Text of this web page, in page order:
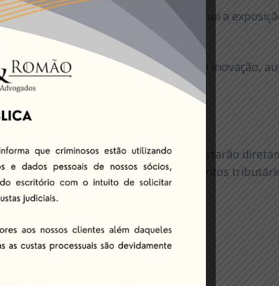
equivocadas da legislação e diminui a
mais competitivos e investir em inovação,
anos. As mudanças previstas impactarão
empresas revisem seus planejamentos
para o novo cenário fiscal.